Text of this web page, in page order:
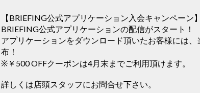
【BRIEFING公式アプリケーション入会キャンペーン】
BRIEFING公式アプリケーションの配信がスタート！
アプリケーションをダウンロード頂いたお客様には
布！
※￥500 OFFクーポンは4月末までご利用頂けます。
詳しくは店頭スタッフにお問合せ下さい。